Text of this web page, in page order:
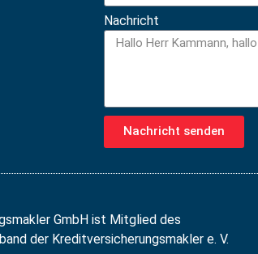
Nachricht
Nachricht senden
GmbH ist Mitglied des
der Kreditversicherungsmakler e. V.